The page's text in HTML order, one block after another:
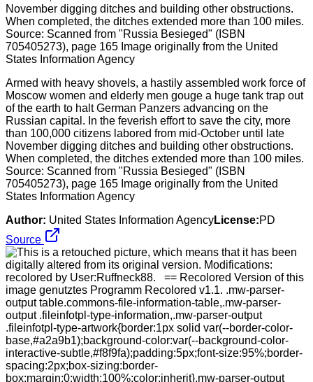
Armed with heavy shovels, a hastily assembled work force of
Moscow women and elderly men gouge a huge tank trap out
of the earth to halt German Panzers advancing on the
Russian capital. In the feverish effort to save the city, more
than 100,000 citizens labored from mid-October until late
November digging ditches and building other obstructions.
When completed, the ditches extended more than 100 miles.
Source: Scanned from "Russia Besieged" (ISBN
705405273), page 165 Image originally from the United
States Information Agency
Author: United States Information AgencyLicense:PD
Source